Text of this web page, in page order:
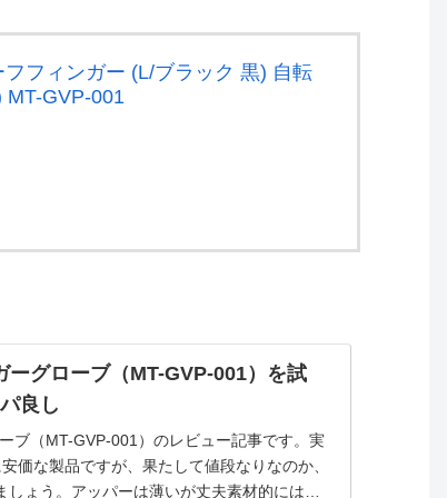
フィンガー (L/ブラック 黒) 自転
MT-GVP-001
グローブ（MT-GVP-001）を試
良し
ブ（MT-GVP-001）のレビュー記事です。実
価な製品ですが、果たして値段なりなのか、
ょう。アッパーは薄いが丈夫素材的には、